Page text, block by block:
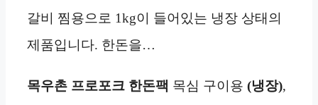
갈비 찜용으로 1kg이 들어있는 냉장 상태의
제품입니다. 한돈을…
목우촌 프로포크 한돈팩 목심 구이용 (냉장),